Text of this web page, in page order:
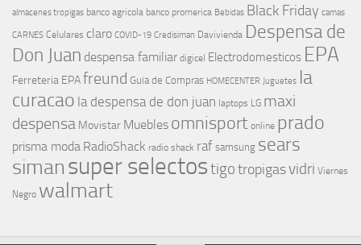
almacenes tropigas banco agricola banco promerica Bebidas Black Friday camas
CARNES Celulares claro COVID-19 Credisiman Davivienda Despensa de
Don Juan despensa familiar digicel Electrodomesticos EPA
Ferreteria EPAfreund Guia de Compras HOMECENTER Juguetes la
curacao la despensa de don juan laptops LG maxi
despensa Movistar Muebles omnisport online prado
prisma moda RadioShack radio shack raf samsung sears
simansuper selectostigotropigasvidri Viernes
Negro walmart